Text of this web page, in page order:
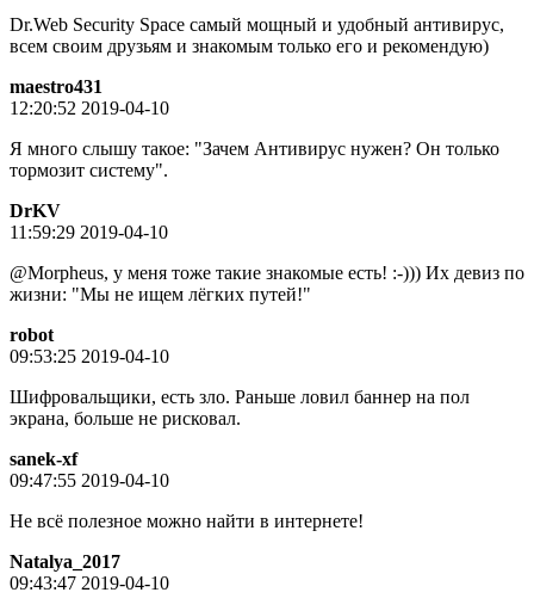
Dr.Web Security Space самый мощный и удобный антивирус,
всем своим друзьям и знакомым только его и рекомендую)
maestro431
12:20:52 2019-04-10
Я много слышу такое: "Зачем Антивирус нужен? Он только
тормозит систему".
DrKV
11:59:29 2019-04-10
@Morpheus, у меня тоже такие знакомые есть! :-))) Их девиз по
жизни: "Мы не ищем лёгких путей!"
robot
09:53:25 2019-04-10
Шифровальщики, есть зло. Раньше ловил баннер на пол
экрана, больше не рисковал.
sanek-xf
09:47:55 2019-04-10
Не всё полезное можно найти в интернете!
Natalya_2017
09:43:47 2019-04-10